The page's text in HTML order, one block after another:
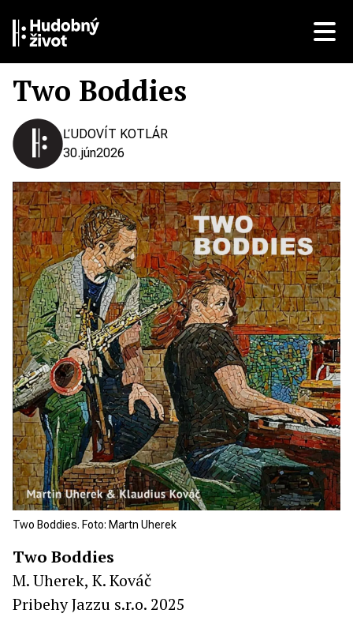
Two Boddies
ĽUDOVÍT KOTLÁR
30.jún2026
Two Boddies. Foto: Martn Uherek
Two Boddies
M. Uherek, K. Kováč
Pribehy Jazzu s.r.o. 2025